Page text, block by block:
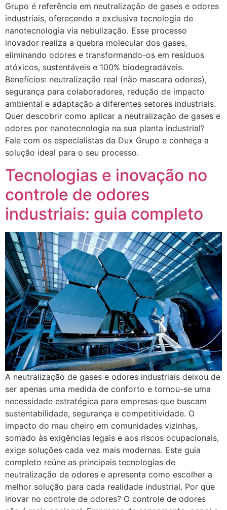
Grupo é referência em neutralização de gases e odores
industriais, oferecendo a exclusiva tecnologia de
nanotecnologia via nebulização. Esse processo
inovador realiza a quebra molecular dos gases,
eliminando odores e transformando-os em resíduos
atóxicos, sustentáveis e 100% biodegradáveis.
Benefícios: neutralização real (não mascara odores),
segurança para colaboradores, redução de impacto
ambiental e adaptação a diferentes setores industriais.
Quer descobrir como aplicar a neutralização de gases e
odores por nanotecnologia na sua planta industrial?
Fale com os especialistas da Dux Grupo e conheça a
solução ideal para o seu processo.
Tecnologias e inovação no
controle de odores
industriais: guia completo
A neutralização de gases e odores industriais deixou de
ser apenas uma medida de conforto e tornou-se uma
necessidade estratégica para empresas que buscam
sustentabilidade, segurança e competitividade. O
impacto do mau cheiro em comunidades vizinhas,
somado às exigências legais e aos riscos ocupacionais,
exige soluções cada vez mais modernas. Este guia
completo reúne as principais tecnologias de
neutralização de odores e apresenta como escolher a
melhor solução para cada realidade industrial. Por que
inovar no controle de odores? O controle de odores